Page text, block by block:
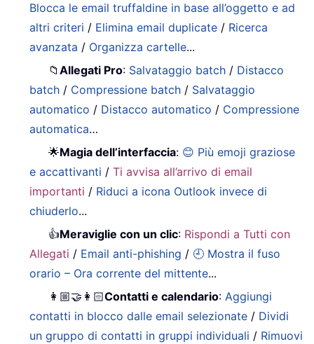
Blocca le email truffaldine in base all’oggetto e ad
altri criteri / Elimina email duplicate / Ricerca
avanzata / Organizza cartelle...
📁Allegati Pro: Salvataggio batch / Distacco
batch / Compressione batch / Salvataggio
automatico / Distacco automatico / Compressione
automatica…
🌟Magia dell’interfaccia: 😊 Più emoji graziose
e accattivanti /Ti avvisa all’arrivo di email
importanti / Riduci a icona Outlook invece di
chiuderlo...
👍Meraviglie con un clic: Rispondi a Tutti con
Allegati / Email anti-phishing / 🕘 Mostra il fuso
orario – Ora corrente del mittente...
👩🏼‍🤝‍👩🏻Contatti e calendario:Aggiungi
contatti in blocco dalle email selezionate / Dividi
un gruppo di contatti in gruppi individuali / Rimuovi